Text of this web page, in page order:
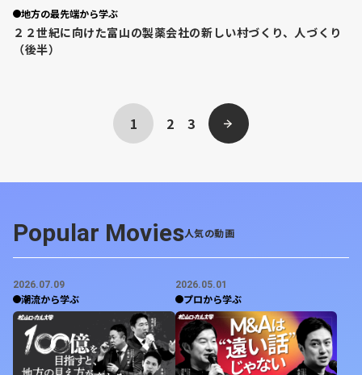
地方の最先端から学ぶ
２２世紀に向けた富山の製薬会社の新しい村づくり、人づくり
（後半）
1 2 3 次へ ›
Popular Movies人気の動画
2026.07.09
潮流から学ぶ
2026.05.01
プロから学ぶ